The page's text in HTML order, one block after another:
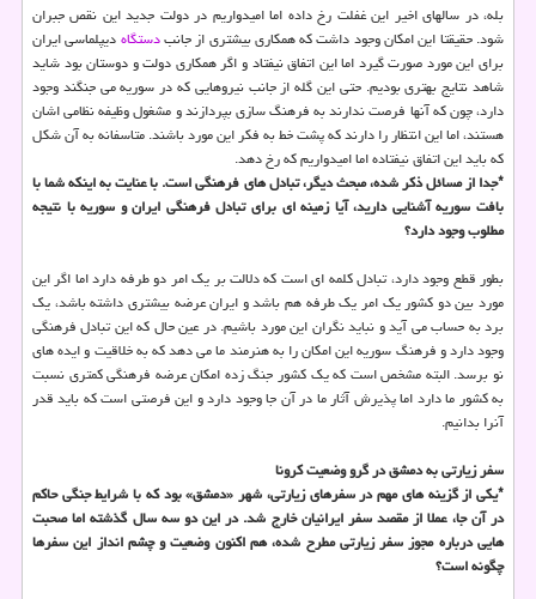
بله، در سالهای اخیر این غفلت رخ داده اما امیدواریم در دولت جدید این نقص جبران
شود. حقیقتا این امکان وجود داشت که همکاری بیشتری از جانبدستگاهدیپلماسی ایران
برای این مورد صورت گیرد اما این اتفاق نیفتاد و اگر همکاری دولت و دوستان بود شاید
شاهد نتایج بهتری بودیم. حتی این گله از جانب نیروهایی که در سوریه می جنگند وجود
دارد، چون که آنها فرصت ندارند به فرهنگ سازی بپردازند و مشغول وظیفه نظامی اشان
هستند، اما این انتظار را دارند که پشت خط به فکر این مورد باشند. متاسفانه به آن شکل
که باید این اتفاق نیفتاده اما امیدواریم که رخ دهد.
*جدا از مسائل ذکر شده، مبحث دیگر، تبادل های فرهنگی است. با عنایت به اینکه شما با
بافت سوریه آشنایی دارید، آیا زمینه ای برای تبادل فرهنگی ایران و سوریه با نتیجه
مطلوب وجود دارد؟
بطور قطع وجود دارد، تبادل کلمه ای است که دلالت بر یک امر دو طرفه دارد اما اگر این
مورد بین دو کشور یک امر یک طرفه هم باشد و ایران عرضه بیشتری داشته باشد، یک
برد به حساب می آید و نباید نگران این مورد باشیم. در عین حال که این تبادل فرهنگی
وجود دارد و فرهنگ سوریه این امکان را به هنرمند ما می دهد که به خلاقیت و ایده های
نو برسد. البته مشخص است که یک کشور جنگ زده امکان عرضه فرهنگی کمتری نسبت
به کشور ما دارد اما پذیرش آثار ما در آن جا وجود دارد و این فرصتی است که باید قدر
آنرا بدانیم.
سفر زیارتی به دمشق در گرو وضعیت کرونا
*یکی از گزینه های مهم در سفرهای زیارتی، شهر «دمشق» بود که با شرایط جنگی حاکم
در آن جا، عملا از مقصد سفر ایرانیان خارج شد. در این دو سه سال گذشته اما صحبت
هایی درباره مجوز سفر زیارتی مطرح شده، هم اکنون وضعیت و چشم انداز این سفرها
چگونه است؟